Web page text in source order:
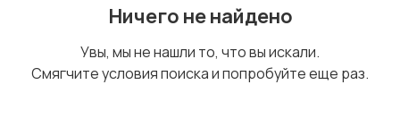
Ничего не найдено
Увы, мы не нашли то, что вы искали.
Смягчите условия поиска и попробуйте еще раз.